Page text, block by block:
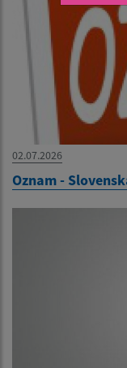
02.07.2026
Oznam -